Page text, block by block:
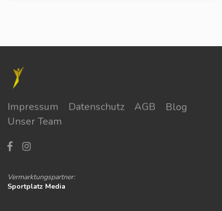
Impressum Datenschutz AGB
Blog
Unser Team
Vermarktungspartner:
Sportplatz Media